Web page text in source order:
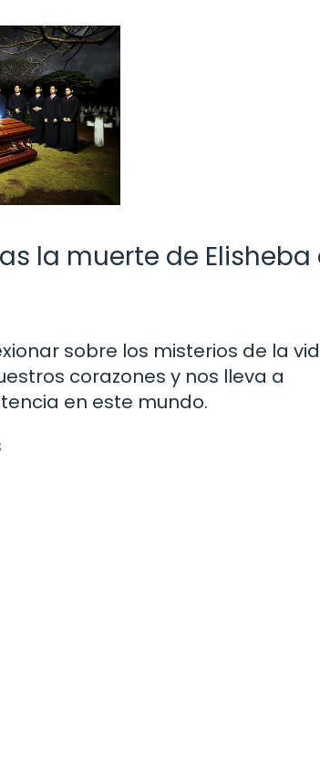
la muerte de Elisheba
sobre los misterios de la
corazones y nos lleva a
en este mundo.